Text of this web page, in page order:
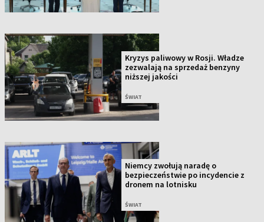
Kryzys paliwowy w Rosji. Władze
zezwalają na sprzedaż benzyny
niższej jakości
ŚWIAT
Niemcy zwołują naradę o
bezpieczeństwie po incydencie z
dronem na lotnisku
ŚWIAT